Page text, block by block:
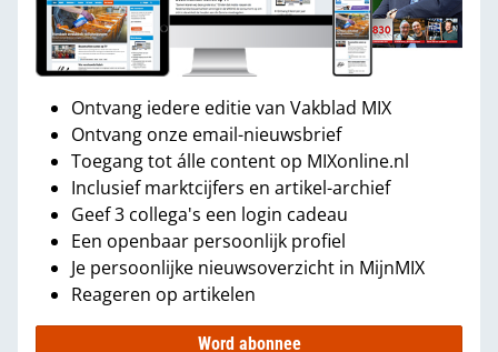
Ontvang iedere editie van Vakblad MIX
Ontvang onze email-nieuwsbrief
Toegang tot álle content op MIXonline.nl
Inclusief marktcijfers en artikel-archief
Geef 3 collega's een login cadeau
Een openbaar persoonlijk profiel
Je persoonlijke nieuwsoverzicht in MijnMIX
Reageren op artikelen
Word abonnee